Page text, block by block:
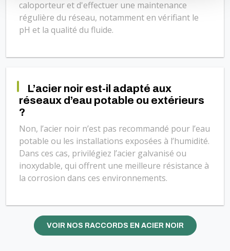
caloporteur et d'effectuer une maintenance
régulière du réseau, notamment en vérifiant le
pH et la qualité du fluide.
L’acier noir est-il adapté aux
réseaux d’eau potable ou extérieurs
?
Non, l’acier noir n’est pas recommandé pour l’eau
potable ou les installations exposées à l’humidité.
Dans ces cas, privilégiez l’acier galvanisé ou
inoxydable, qui offrent une meilleure résistance à
la corrosion dans ces environnements.
VOIR NOS RACCORDS EN ACIER NOIR